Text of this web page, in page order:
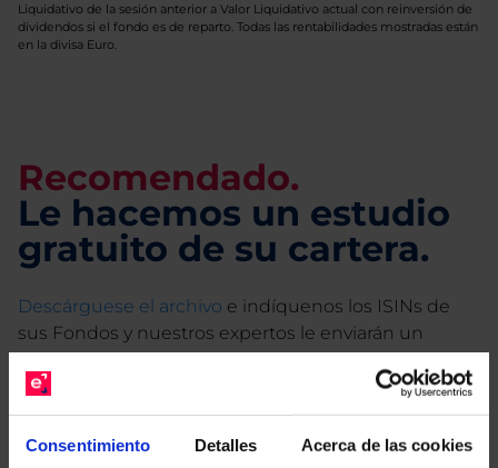
Consentimiento Detalles Acerca de las cookies
Liquidativo de la sesión anterior a Valor Liquidativo actual con reinversión de
dividendos si el fondo es de reparto. Todas las rentabilidades mostradas están
en la divisa Euro.
Recomendado.
Le hacemos un estudio
gratuito de su cartera.
Descárguese el archivo e indíquenos los ISINs de
sus Fondos y nuestros expertos le enviarán un
estudio gratuito de sus alternativas de Clases
Limpias con las que podrá ahorrar en sus costes.